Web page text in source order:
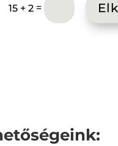
15 + 2 =